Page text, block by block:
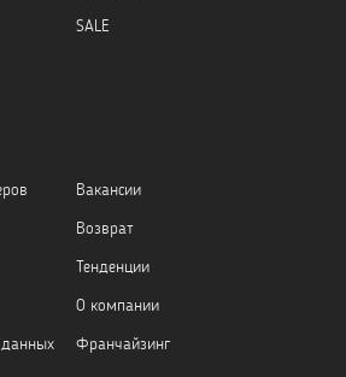
SALE
Вакансии
Возврат
Тенденции
О компании
Франчайзинг